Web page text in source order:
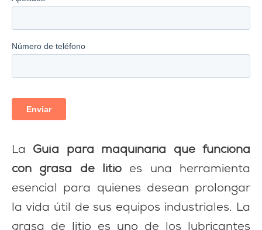
La Guía para maquinaria que funciona
con grasa de litio es una herramienta
esencial para quienes desean prolongar
la vida útil de sus equipos industriales. La
grasa de litio es uno de los lubricantes